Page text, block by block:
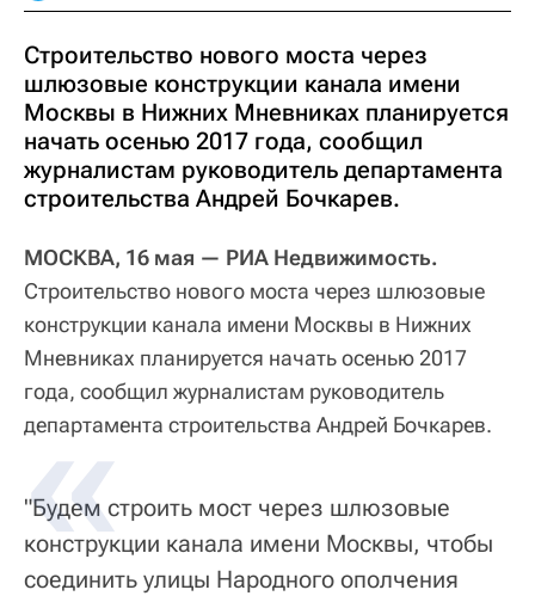
Строительство нового моста через
шлюзовые конструкции канала имени
Москвы в Нижних Мневниках планируется
начать осенью 2017 года, сообщил
журналистам руководитель департамента
строительства Андрей Бочкарев.
МОСКВА, 16 мая — РИА Недвижимость.
Строительство нового моста через шлюзовые
конструкции канала имени Москвы в Нижних
Мневниках планируется начать осенью 2017
года, сообщил журналистам руководитель
департамента строительства Андрей Бочкарев.
"Будем строить мост через шлюзовые
конструкции канала имени Москвы, чтобы
соединить улицы Народного ополчения